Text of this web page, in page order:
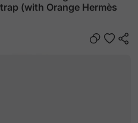
(with Orange Hermès